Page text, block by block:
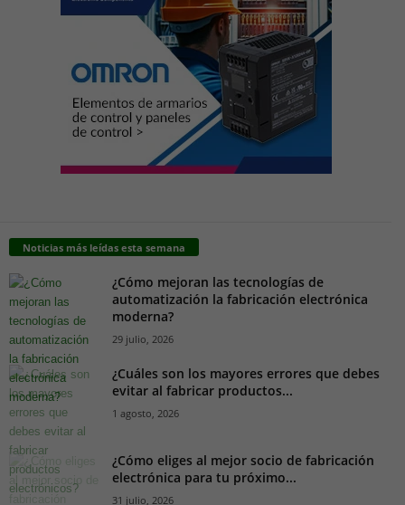
Noticias más leídas esta semana
¿Cómo mejoran las tecnologías de
automatización la fabricación electrónica
moderna?
29 julio, 2026
¿Cuáles son los mayores errores que debes
evitar al fabricar productos...
1 agosto, 2026
¿Cómo eliges al mejor socio de fabricación
electrónica para tu próximo...
31 julio, 2026